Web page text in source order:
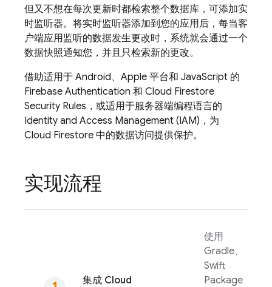
但又不想在每次更新时都检索整个数据库，可添加实
时监听器。将实时监听器添加到您的应用后，每当客
户端应用监听的数据发生更改时，系统就会通过一个
数据快照通知您，并且只检索新的更改。
借助适用于 Android、Apple 平台和 JavaScript 的
Firebase Authentication 和 Cloud Firestore
Security Rules ，或适用于服务器端编程语言的
Identity and Access Management (IAM)，为
Cloud Firestore 中的数据访问提供保护。
实现流程
集成 Cloud
使用
Gradle、
Swift
Package